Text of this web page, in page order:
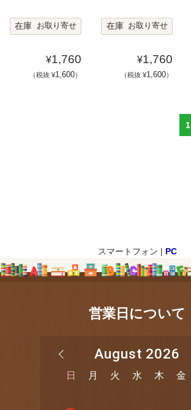
在庫 お取り寄せ
¥1,760
（税抜 ¥1,600）
在庫 お取り寄せ
¥1,760
（税抜 ¥1,600）
1
スマートフォン | PC
営業日について
August 2026
日 月 火 水 木 金